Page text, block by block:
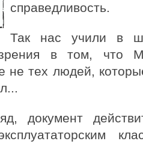
справедливость.
Так нас учили в
в том, что
не тех людей,
документ